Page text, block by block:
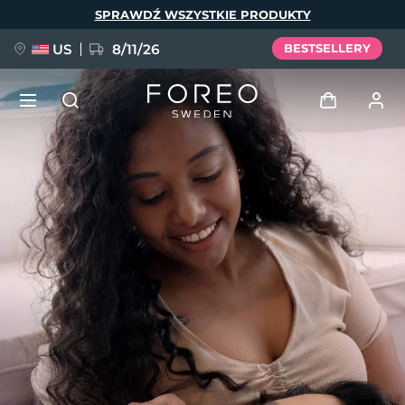
SPRAWDŹ WSZYSTKIE PRODUKTY
US 8/11/26 BESTSELLERY
Profil użytkownika
Moje urządzenia
Moje zamówienia
Moje adresy
Moje subskrypcje
NOWOŚĆ
FAQ™ Pure Beauty-Tech Elixir
BREAKING NEWS
issa™ Teeth Whitening Set
Język
English Deutsch
Español
Français
Italiano
Português
Polski
Svenska
Русский
Türkçe
简体中文 繁體中文